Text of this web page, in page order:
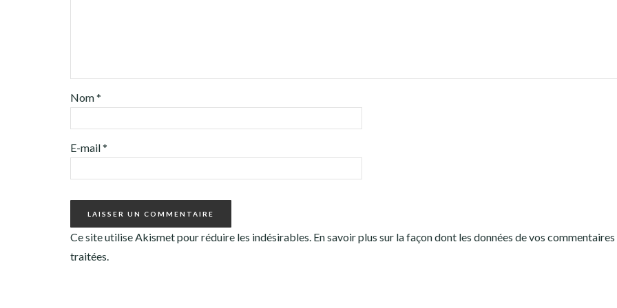
Nom*
E-mail*
Ce site utilise Akismet pour réduire les indésirables. En savoir plus sur la façon dont les données de vos
traitées.